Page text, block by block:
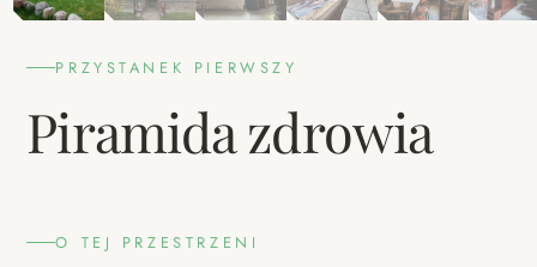
PRZYSTANEK PIERWSZY
Piramida zdrowia
O TEJ PRZESTRZENI